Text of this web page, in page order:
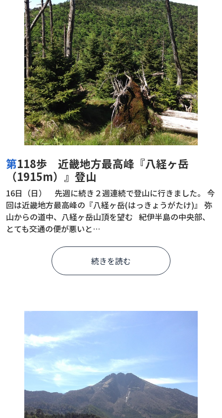
第118歩 近畿地方最高峰『八経ヶ岳
（1915m）』登山
16日（日） 先週に続き２週連続で登山に行きました。 今
回は近畿地方最高峰の『八経ヶ岳(はっきょうがたけ)』 弥
山からの道中、八経ヶ岳山頂を望む 紀伊半島の中央部、
とても交通の便が悪いと…
続きを読む